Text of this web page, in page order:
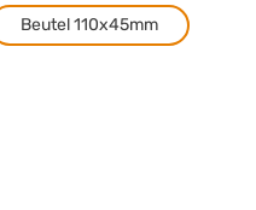
Beutel 110x45mm